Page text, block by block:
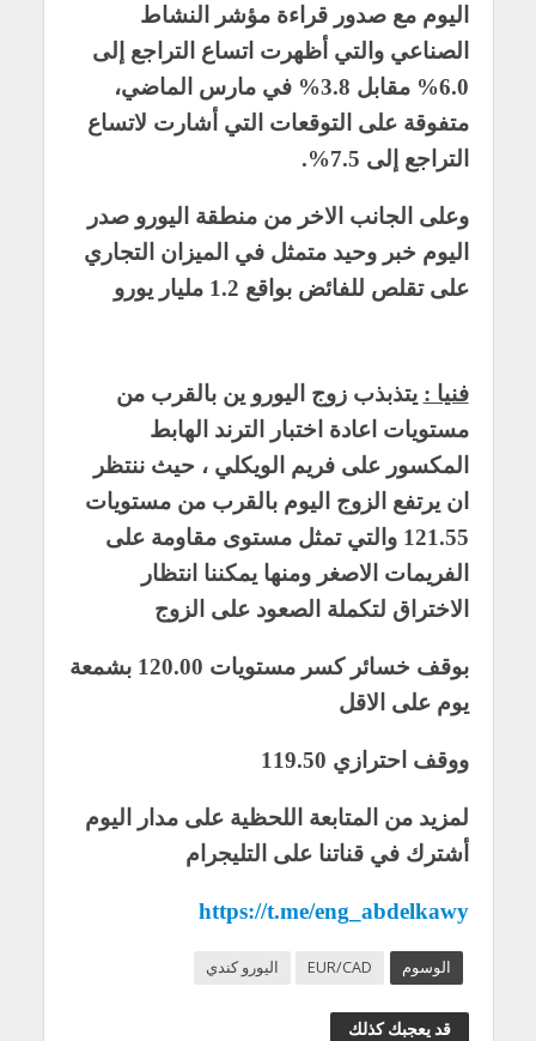
اليوم مع صدور قراءة مؤشر النشاط
الصناعي والتي أظهرت اتساع التراجع إلى
6.0% مقابل 3.8% في مارس الماضي،
متفوقة على التوقعات التي أشارت لاتساع
التراجع إلى 7.5%.
وعلى الجانب الاخر من منطقة اليورو صدر
اليوم خبر وحيد متمثل في الميزان التجاري
على تقلص للفائض بواقع 1.2 مليار يورو
فنيا : يتذبذب زوج اليورو ين بالقرب من
مستويات اعادة اختبار الترند الهابط
المكسور على فريم الويكلي ، حيث ننتظر
ان يرتفع الزوج اليوم بالقرب من مستويات
121.55 والتي تمثل مستوى مقاومة على
الفريمات الاصغر ومنها يمكننا انتظار
الاختراق لتكملة الصعود على الزوج
بوقف خسائر كسر مستويات 120.00 بشمعة
يوم على الاقل
ووقف احترازي 119.50
لمزيد من المتابعة اللحظية على مدار اليوم
أشترك في قناتنا على التليجرام
https://t.me/eng_abdelkawy
الوسوم EUR/CAD اليورو كندي
قد يعجبك كذلك